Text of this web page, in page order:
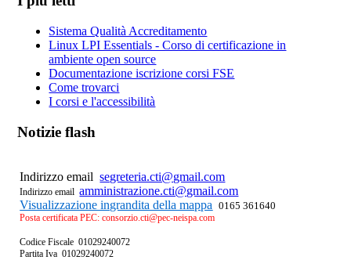
Sistema Qualità Accreditamento
Linux LPI Essentials - Corso di certificazione in
ambiente open source
Documentazione iscrizione corsi FSE
Come trovarci
I corsi e l'accessibilità
Notizie flash
Indirizzo emailsegreteria.cti@gmail.com
Indirizzo emailamministrazione.cti@gmail.com
Visualizzazione ingrandita della mappa
0165 361640
Posta certificata PEC: consorzio.cti@pec-neispa.com
Codice Fiscale 01029240072
Partita Iva 01029240072